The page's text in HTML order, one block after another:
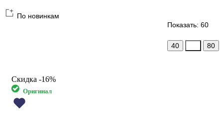
По новинкам
Показать: 60
40 80
Скидка -16%
Оригинал